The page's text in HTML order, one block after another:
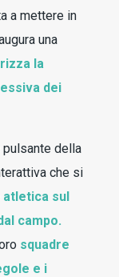
a mettere in
una
la
dei
pulsante della
che si
atletica sul
campo.
squadre
e i